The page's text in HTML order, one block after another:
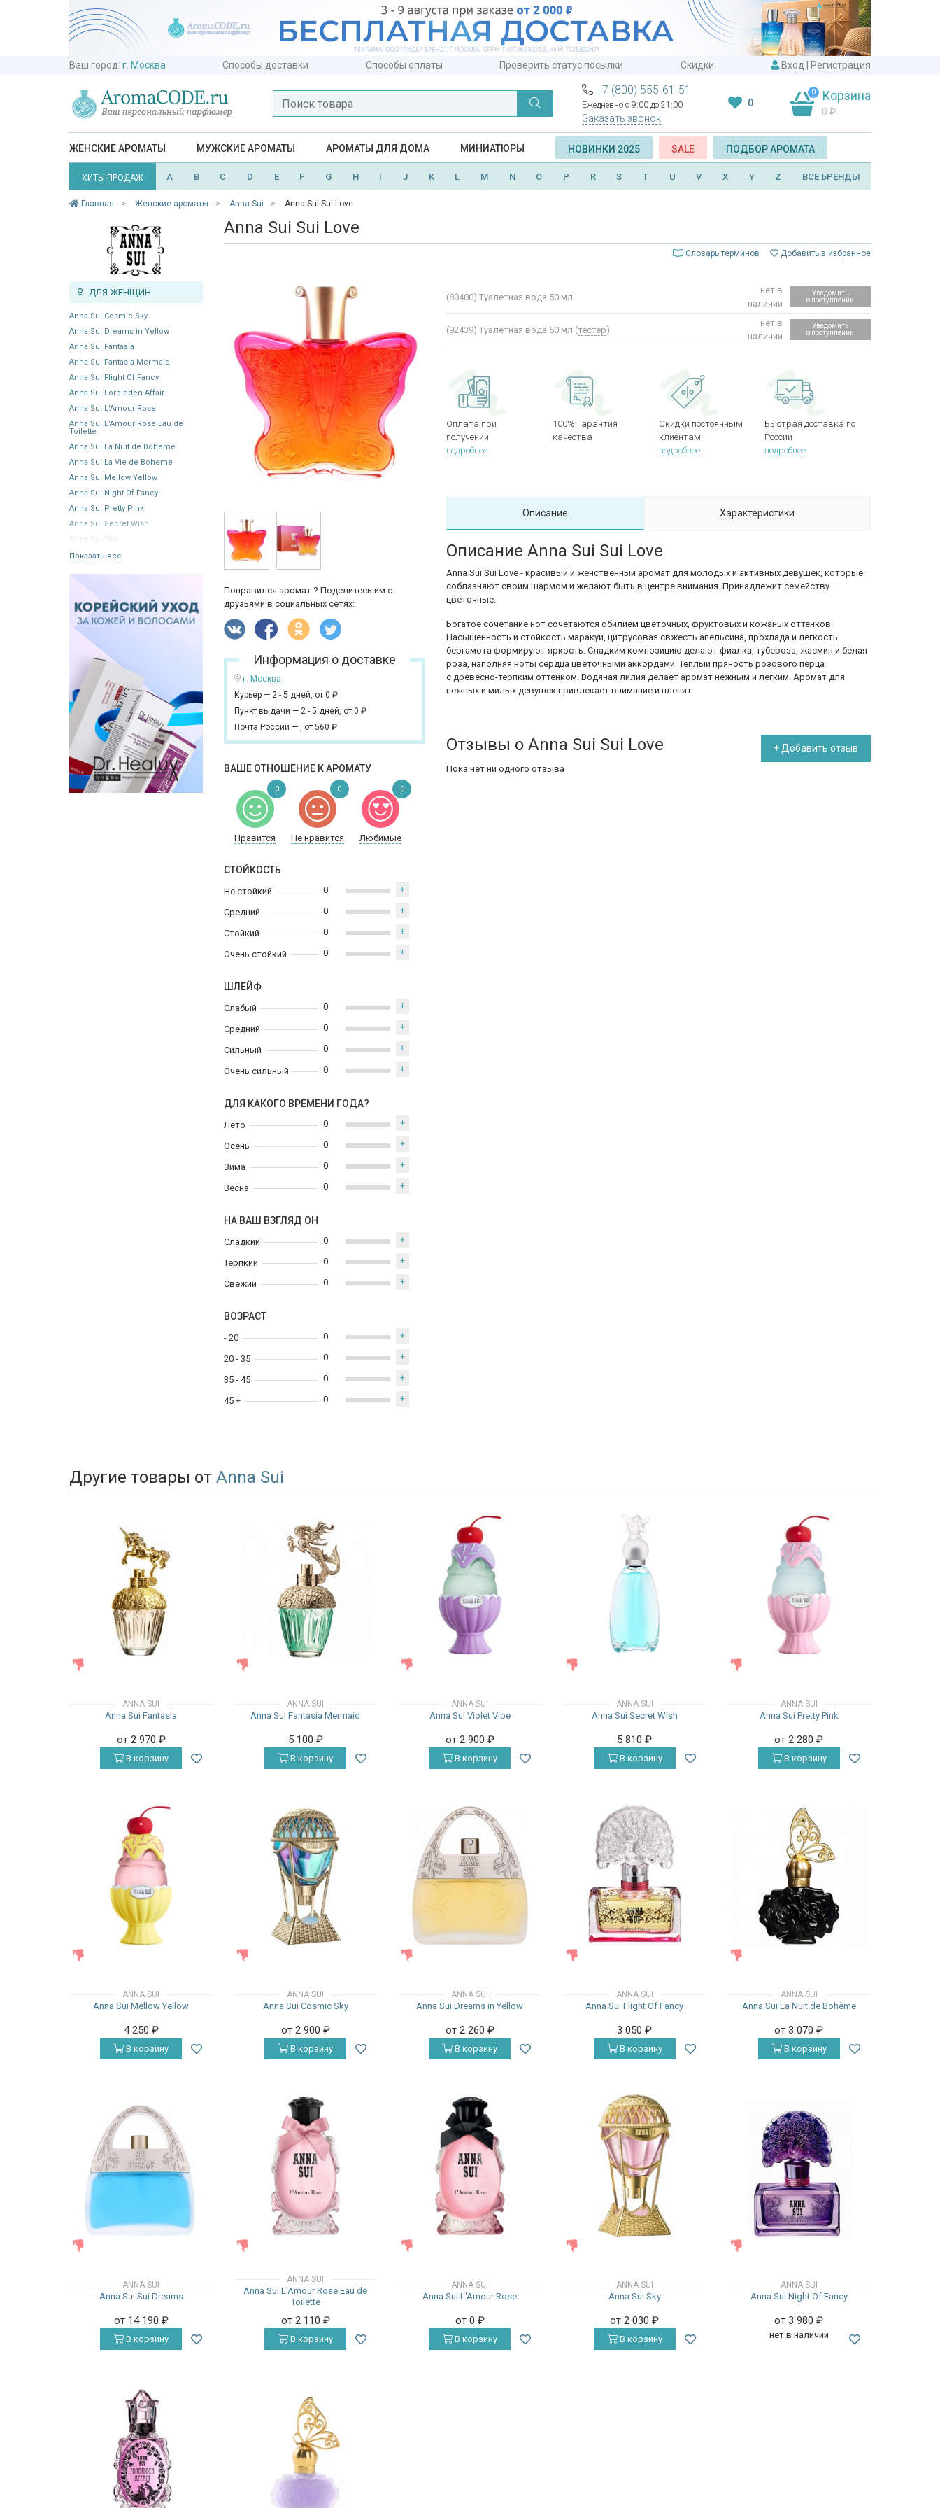
Ваш город: г. Москва Способы доставки Способы оплаты Проверить статус посылки Скидки Вход Регистрация
+7 (800) 555-61-51
Ежедневно с 9:00 до 21:00
Заказать звонок
0
0 Корзина
0 ₽
ЖЕНСКИЕ АРОМАТЫ МУЖСКИЕ АРОМАТЫ АРОМАТЫ ДЛЯ ДОМА МИНИАТЮРЫ НОВИНКИ 2025 SALE ПОДБОР АРОМАТА
ХИТЫ ПРОДАЖ A B C D E F G H I J K L M N O P R S T U V X Y Z ВСЕ БРЕНДЫ
Главная Женские ароматы Anna Sui Anna Sui Sui Love
ДЛЯ ЖЕНЩИН
Anna Sui Cosmic Sky
Anna Sui Dreams in Yellow
Anna Sui Fantasia
Anna Sui Fantasia Mermaid
Anna Sui Flight Of Fancy
Anna Sui Forbidden Affair
Anna Sui L'Amour Rose
Anna Sui L'Amour Rose Eau de
Toilette
Anna Sui La Nuit de Bohème
Anna Sui La Vie de Boheme
Anna Sui Mellow Yellow
Anna Sui Night Of Fancy
Anna Sui Pretty Pink
Anna Sui Secret Wish
Anna Sui Sky
Показать все
Anna Sui Sui Love
Словарь терминов Добавить в избранное
Понравился аромат ? Поделитесь им с
друзьями в социальных сетях:
Информация о доставке
г. Москва
Курьер — 2 - 5 дней, от 0 ₽
Пункт выдачи — 2 - 5 дней, от 0 ₽
Почта России — , от 560 ₽
ВАШЕ ОТНОШЕНИЕ К АРОМАТУ
Нравится Не нравится Любимые
0 0 0
СТОЙКОСТЬ
Не стойкий
Средний
Стойкий
Очень стойкий
0 +
0 +
0 +
0 +
ШЛЕЙФ
Слабый
Средний
Сильный
Очень сильный
0 +
0 +
0 +
0 +
ДЛЯ КАКОГО ВРЕМЕНИ ГОДА?
Лето
Осень
Зима
Весна
0 +
0 +
0 +
0 +
НА ВАШ ВЗГЛЯД ОН
Сладкий
Терпкий
Свежий
0 +
0 +
0 +
ВОЗРАСТ
- 20
20 - 35
35 - 45
45 +
0 +
0 +
0 +
0 +
(80400) Туалетная вода 50 мл
нет в
наличии
Уведомить
о поступлении
(92439) Туалетная вода 50 мл (тестер)
нет в
наличии
Уведомить
о поступлении
Оплата при
получении
подробнее
100% Гарантия
качества
Скидки постоянным
клиентам
подробнее
Быстрая доставка по
России
подробнее
Описание Характеристики
Описание Anna Sui Sui Love
Anna Sui Sui Love - красивый и женственный аромат для молодых и активных девушек, которые
соблазняют своим шармом и желают быть в центре внимания. Принадлежит семейству
цветочные.
Богатое сочетание нот сочетаются обилием цветочных, фруктовых и кожаных оттенков.
Насыщенность и стойкость маракуи, цитрусовая свжесть апельсина, прохлада и легкость
бергамота формируют яркость. Сладким композицию делают фиалка, тубероза, жасмин и белая
роза, наполняя ноты сердца цветочными аккордами. Теплый пряность розового перца
с древесно-терпким оттенком. Водяная лилия делает аромат нежным и легким. Аромат для
нежных и милых девушек привлекает внимание и пленит.
Отзывы о Anna Sui Sui Love + Добавить отзыв
Пока нет ни одного отзыва
Другие товары от Anna Sui
ANNA SUI
Anna Sui Fantasia
от 2 970 ₽
В корзину
ANNA SUI
Anna Sui Fantasia Mermaid
5 100 ₽
В корзину
ANNA SUI
Anna Sui Violet Vibe
от 2 900 ₽
В корзину
ANNA SUI
Anna Sui Secret Wish
5 810₽
В корзину
ANNA SUI
Anna Sui Pretty Pink
от 2 280₽
В корзину
ANNA SUI
Anna Sui Mellow Yellow
4 250 ₽
В корзину
ANNA SUI
Anna Sui Cosmic Sky
от 2 900 ₽
В корзину
ANNA SUI
Anna Sui Dreams in Yellow
от 2 260 ₽
В корзину
ANNA SUI
Anna Sui Flight Of Fancy
3 050₽
В корзину
ANNA SUI
Anna Sui La Nuit de Bohème
от 3 070₽
В корзину
ANNA SUI
Anna Sui Sui Dreams
от 14 190 ₽
В корзину
ANNA SUI
Anna Sui L'Amour Rose Eau de
Toilette
от 2 110 ₽
В корзину
ANNA SUI
Anna Sui L'Amour Rose
от 0 ₽
В корзину
ANNA SUI
Anna Sui Sky
от 2 030₽
В корзину
ANNA SUI
Anna Sui Night Of Fancy
от 3 980₽
нет в наличии